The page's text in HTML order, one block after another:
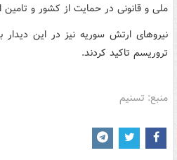
ملی و قانونی در حمایت از کشور و تامین
نیروهای ارتش سوریه نیز در این دیدار
تروریسم تاکید کردند.
منبع: تسنیم